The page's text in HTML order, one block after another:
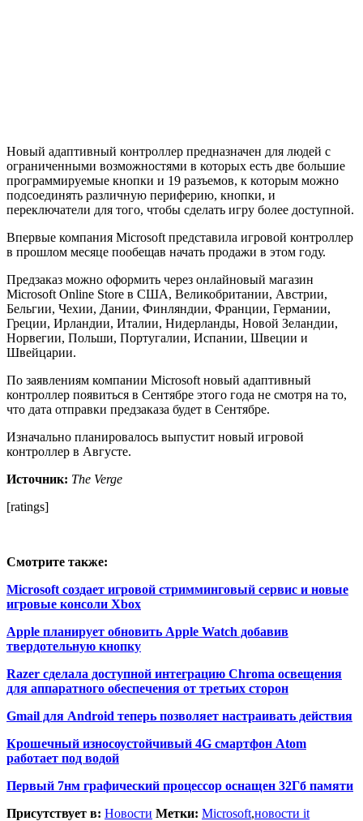
Новый адаптивный контроллер предназначен для людей с
ограниченными возможностями в которых есть две большие
программируемые кнопки и 19 разъемов, к которым можно
подсоединять различную периферию, кнопки, и
переключатели для того, чтобы сделать игру более доступной.
Впервые компания Microsoft представила игровой контроллер
в прошлом месяце пообещав начать продажи в этом году.
Предзаказ можно оформить через онлайновый магазин
Microsoft Online Store в США, Великобритании, Австрии,
Бельгии, Чехии, Дании, Финляндии, Франции, Германии,
Греции, Ирландии, Италии, Нидерланды, Новой Зеландии,
Норвегии, Польши, Португалии, Испании, Швеции и
Швейцарии.
По заявлениям компании Microsoft новый адаптивный
контроллер появиться в Сентябре этого года не смотря на то,
что дата отправки предзаказа будет в Сентябре.
Изначально планировалось выпустит новый игровой
контроллер в Августе.
Источник: The Verge
[ratings]
Смотрите также:
Microsoft создает игровой стримминговый сервис и новые
игровые консоли Xbox
Apple планирует обновить Apple Watch добавив
твердотельную кнопку
Razer сделала доступной интеграцию Chroma освещения
для аппаратного обеспечения от третьих сторон
Gmail для Android теперь позволяет настраивать действия
Крошечный износоустойчивый 4G смартфон Atom
работает под водой
Первый 7нм графический процессор оснащен 32Гб памяти
Присутствует в: Новости Метки: Microsoft,новости it